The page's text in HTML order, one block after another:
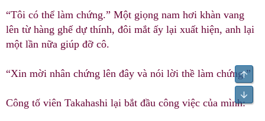
“Tôi có thể làm chứng.” Một giọng nam hơi khàn vang
lên từ hàng ghế dự thính, đôi mắt ấy lại xuất hiện, anh lại
một lần nữa giúp đỡ cô.
“Xin mời nhân chứng lên đây và nói lời thề làm chứng.”
Công tố viên Takahashi lại bắt đầu công việc của mình:
Top